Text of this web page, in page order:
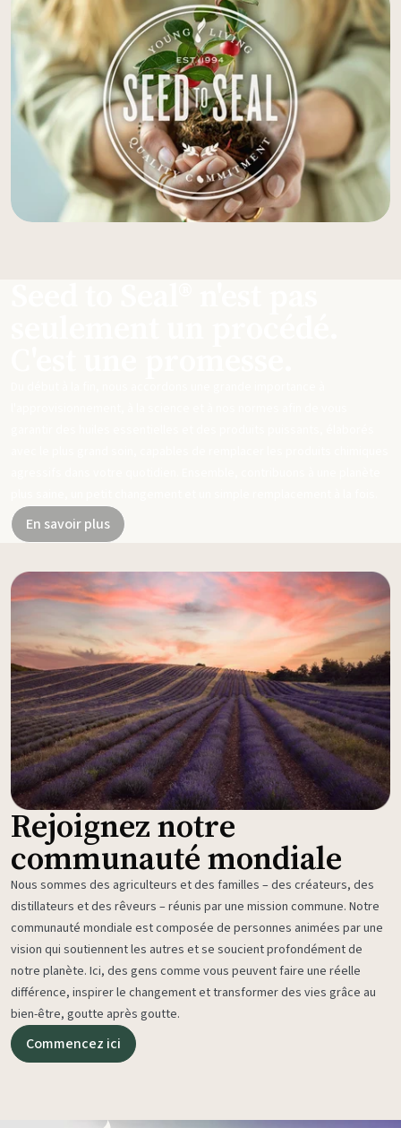
Seed to Seal® n'est pas
En savoir plus
Rejoignez notre
communauté mondiale
Nous sommes des agriculteurs et des familles – des créateurs, des
distillateurs et des rêveurs – réunis par une mission commune. Notre
communauté mondiale est composée de personnes animées par une
vision qui soutiennent les autres et se soucient profondément de
notre planète. Ici, des gens comme vous peuvent faire une réelle
différence, inspirer le changement et transformer des vies grâce au
bien-être, goutte après goutte.
Commencez ici